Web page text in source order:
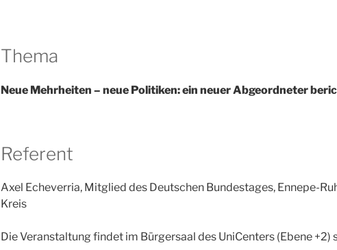
Thema
Neue Mehrheiten – neue Politiken: ein neuer Abgeordneter
Referent
Axel Echeverria, Mitglied des Deutschen Bundestages, Ennepe-
Kreis
Die Veranstaltung findet im Bürgersaal des UniCenters (Ebene +2)